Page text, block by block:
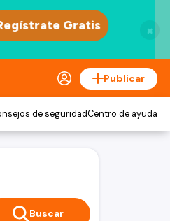
×
Publicar
de seguridadCentro de ayuda
Buscar